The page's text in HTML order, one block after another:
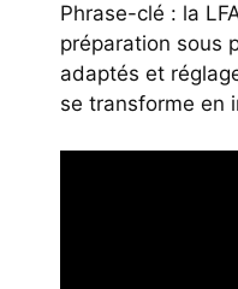
Phrase-clé : la
préparation sous
adaptés et
se transforme en